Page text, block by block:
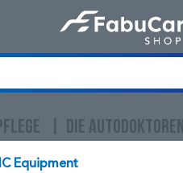
DIE AUTODOKTOREN
Equipment